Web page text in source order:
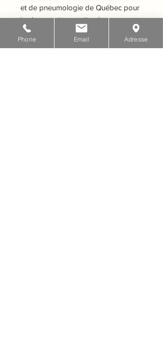
et de pneumologie de Québec pour
les bons soins prodigués.
Vous pouvez envoyer vos messages
Phone Email Adresse